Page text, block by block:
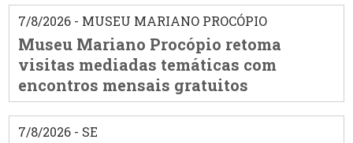
7/8/2026 - MUSEU MARIANO PROCÓPIO
Museu Mariano Procópio retoma
visitas mediadas temáticas com
encontros mensais gratuitos
7/8/2026 - SE